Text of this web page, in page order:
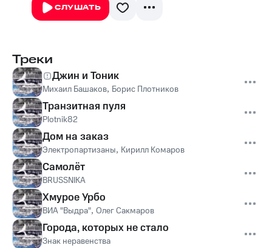
СЛУШАТЬ
Треки
Джин и Тоник
Михаил Башаков, Борис Плотников
Транзитная пуля
Plotnik82
Дом на заказ
Электропартизаны, Кирилл Комаров
Самолёт
BRUSSNIKA
Хмурое Урбо
ВИА "Выдра", Олег Сакмаров
Города, которых не стало
Знак неравенства